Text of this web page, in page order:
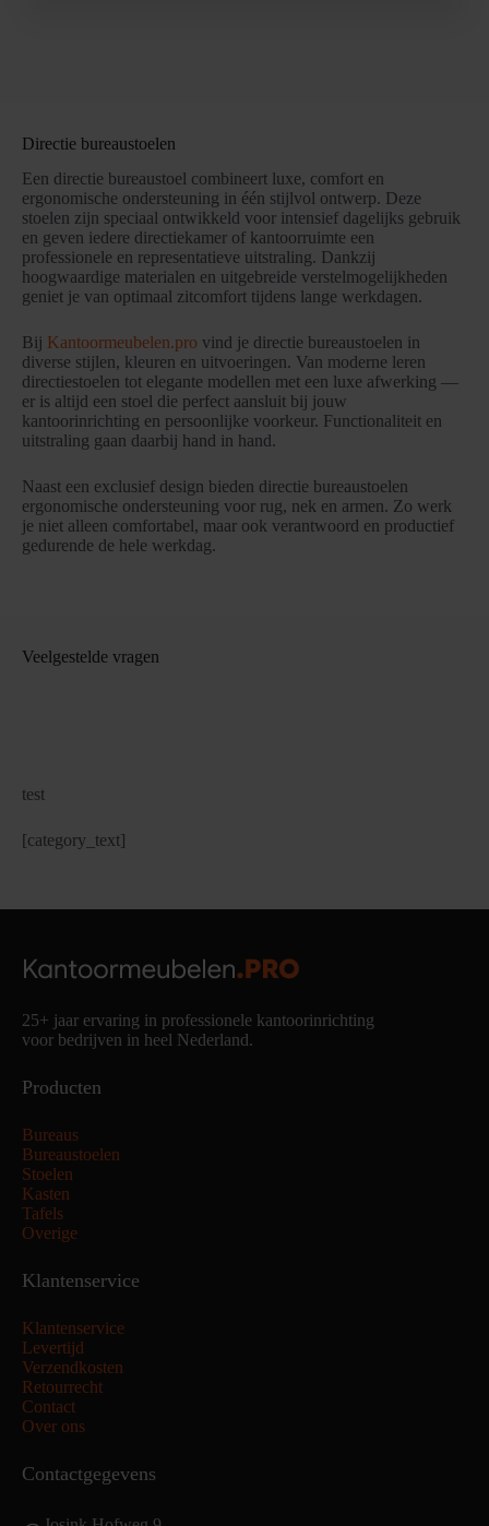
Directie bureaustoelen
Een directie bureaustoel combineert luxe, comfort en
ergonomische ondersteuning in één stijlvol ontwerp. Deze
stoelen zijn speciaal ontwikkeld voor intensief dagelijks gebruik
en geven iedere directiekamer of kantoorruimte een
professionele en representatieve uitstraling. Dankzij
hoogwaardige materialen en uitgebreide verstelmogelijkheden
geniet je van optimaal zitcomfort tijdens lange werkdagen.
Bij Kantoormeubelen.pro vind je directie bureaustoelen in
diverse stijlen, kleuren en uitvoeringen. Van moderne leren
directiestoelen tot elegante modellen met een luxe afwerking —
er is altijd een stoel die perfect aansluit bij jouw
kantoorinrichting en persoonlijke voorkeur. Functionaliteit en
uitstraling gaan daarbij hand in hand.
Naast een exclusief design bieden directie bureaustoelen
ergonomische ondersteuning voor rug, nek en armen. Zo werk
je niet alleen comfortabel, maar ook verantwoord en productief
gedurende de hele werkdag.
Veelgestelde vragen
test
[category_text]
25+ jaar ervaring in professionele kantoorinrichting
voor bedrijven in heel Nederland.
Producten
Bureaus
Bureaustoelen
Stoelen
Kasten
Tafels
Overige
Klantenservice
Klantenservice
Levertijd
Verzendkosten
Retourrecht
Contact
Over ons
Contactgegevens